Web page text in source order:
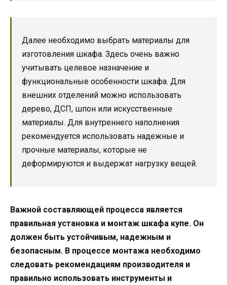
Далее необходимо выбрать материалы для
изготовления шкафа. Здесь очень важно
учитывать целевое назначение и
функциональные особенности шкафа. Для
внешних отделений можно использовать
дерево, ДСП, шпон или искусственные
материалы. Для внутреннего наполнения
рекомендуется использовать надежные и
прочные материалы, которые не
деформируются и выдержат нагрузку вещей.
Важной составляющей процесса является
правильная установка и монтаж шкафа купе. Он
должен быть устойчивым, надежным и
безопасным. В процессе монтажа необходимо
следовать рекомендациям производителя и
правильно использовать инструменты и